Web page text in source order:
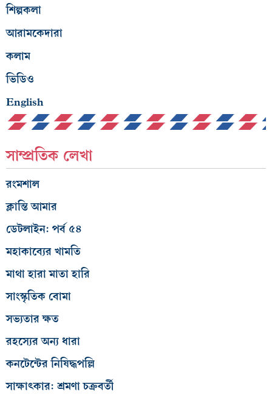
শিল্পকলা
আরামকেদারা
কলাম
ভিডিও
English
সাম্প্রতিক লেখা
রংমশাল
ক্লান্তি আমার
ডেটলাইন: পর্ব ৫৪
মহাকাব্যের খামতি
মাথা হারা মাতা হারি
সাংস্কৃতিক বোমা
সভ্যতার ক্ষত
রহস্যের অন্য ধারা
কনটেন্টের নিষিদ্ধপল্লি
সাক্ষাৎকার: শ্রমণা চক্রবর্তী